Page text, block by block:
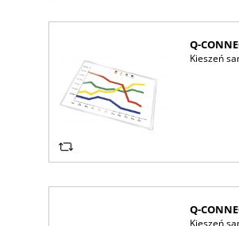
Q-
Kieszeń
Q-
Kieszeń